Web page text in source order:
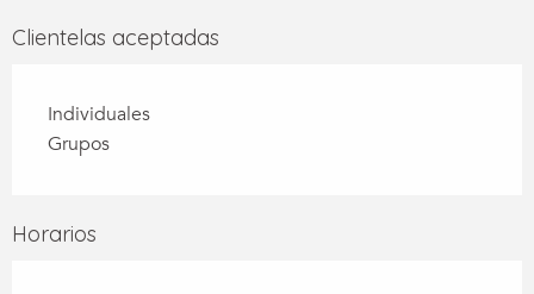
Clientelas aceptadas
Individuales
Grupos
Horarios